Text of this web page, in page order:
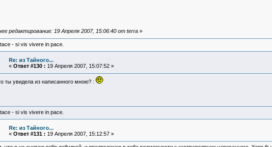
редактирование: 19 Апреля 2007, 15:06:40 от terra»
- si vis vivere in pace.
Re: из Тайного...
« Ответ #130 : 19 Апреля 2007, 15:07:52 »
ты увидела из написанного мною? :
- si vis vivere in pace.
Re: из Тайного...
« Ответ #131 : 19 Апреля 2007, 15:12:57 »